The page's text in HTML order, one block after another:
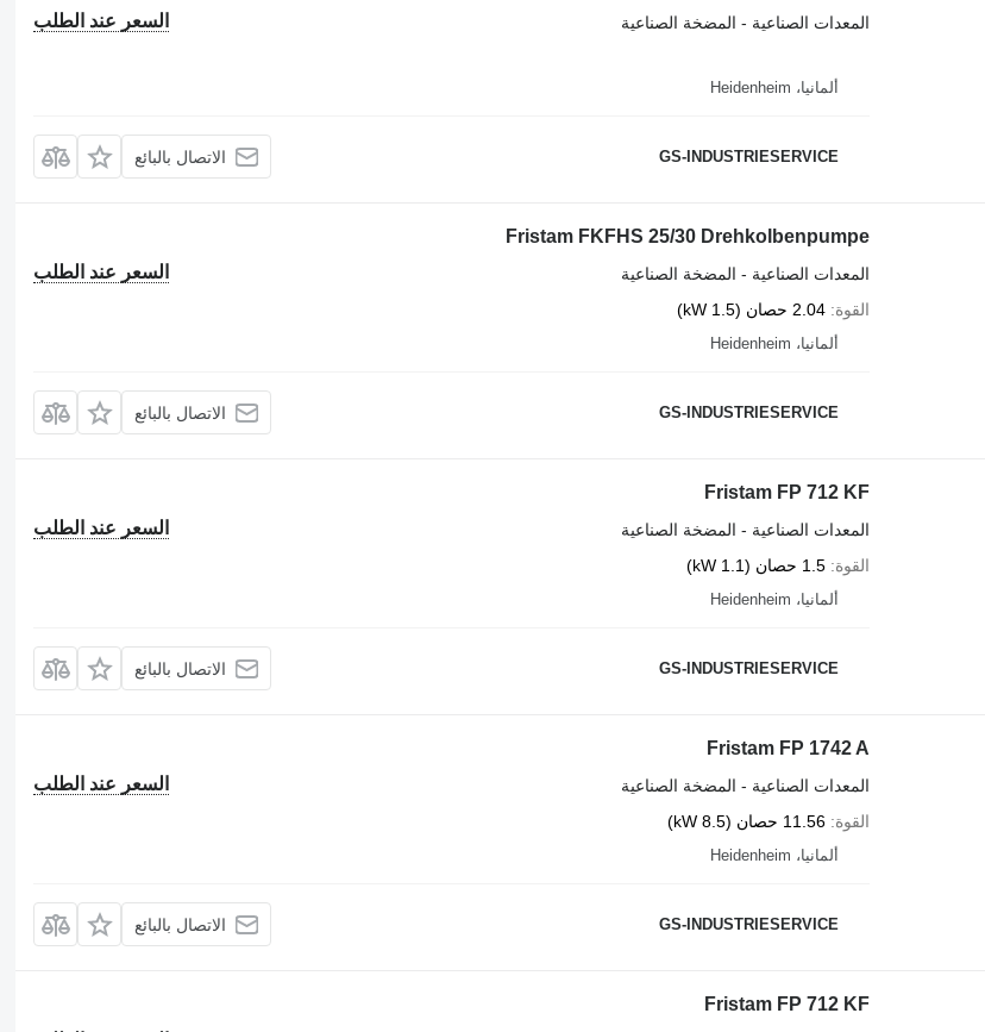
السعر عند الطلب
المعدات الصناعية - المضخة الصناعية
ألمانيا، Heidenheim
GS-INDUSTRIESERVICE الاتصال بالبائع
Fristam FKFHS 25/30 Drehkolbenpumpe
السعر عند الطلب
المعدات الصناعية - المضخة الصناعية
القوة 2.04 حصان (1.5 kW)
ألمانيا، Heidenheim
GS-INDUSTRIESERVICE الاتصال بالبائع
Fristam FP 712 KF
السعر عند الطلب
المعدات الصناعية - المضخة الصناعية
القوة 1.5 حصان (1.1 kW)
ألمانيا، Heidenheim
GS-INDUSTRIESERVICE الاتصال بالبائع
Fristam FP 1742 A
السعر عند الطلب
المعدات الصناعية - المضخة الصناعية
القوة 11.56 حصان (8.5 kW)
ألمانيا، Heidenheim
GS-INDUSTRIESERVICE الاتصال بالبائع
Fristam FP 712 KF